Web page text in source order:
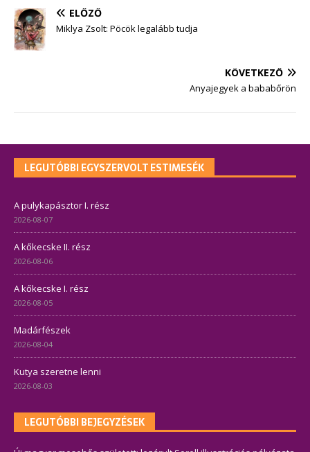
ELŐZŐ
Miklya Zsolt: Pöcök legalább tudja
KÖVETKEZŐ
Anyajegyek a bababőrön
LEGUTÓBBI EGYSZERVOLT ESTIMESÉK
A pulykapásztor I. rész
2026-08-07
A kőkecske II. rész
2026-08-06
A kőkecske I. rész
2026-08-05
Madárfészek
2026-08-04
Kutya szeretne lenni
2026-08-03
LEGUTÓBBI BEJEGYZÉSEK